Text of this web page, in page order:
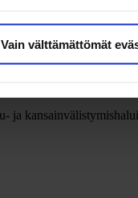
Vain välttämättömät
ja